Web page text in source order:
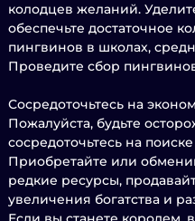
колодцев желаний.
обеспечьте достаточное
пингвинов в школах,
Проведите сбор
Сосредоточьтесь на
Пожалуйста, будьте
сосредоточьтесь на
Приобретайте или
редкие ресурсы,
увеличения богатства и